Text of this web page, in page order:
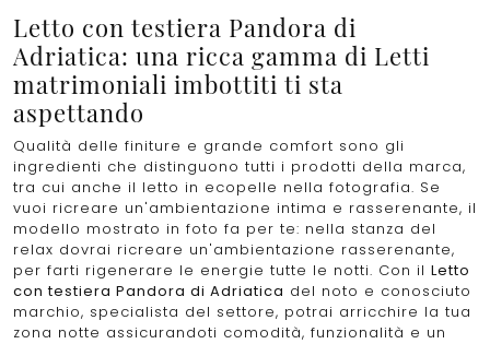
Letto con testiera Pandora di
Adriatica: una ricca gamma di Letti
matrimoniali imbottiti ti sta
aspettando
Qualità delle finiture e grande comfort sono gli
ingredienti che distinguono tutti i prodotti della marca,
tra cui anche il letto in ecopelle nella fotografia. Se
vuoi ricreare un'ambientazione intima e rasserenante, il
modello mostrato in foto fa per te: nella stanza del
relax dovrai ricreare un'ambientazione rasserenante,
per farti rigenerare le energie tutte le notti. Con il Letto
con testiera Pandora di Adriatica del noto e conosciuto
marchio, specialista del settore, potrai arricchire la tua
zona notte assicurandoti comodità, funzionalità e un